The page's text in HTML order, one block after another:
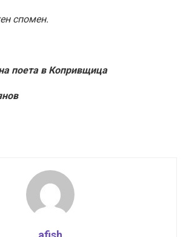
спомен.
поета в Копривщица